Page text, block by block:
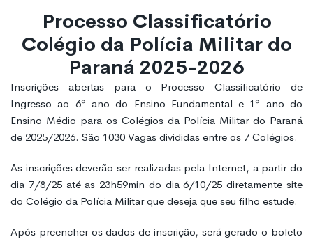
Processo Classificatório
Colégio da Polícia Militar do
Paraná 2025-2026
Inscrições abertas para o Processo Classificatório de
Ingresso ao 6º ano do Ensino Fundamental e 1º ano do
Ensino Médio para os Colégios da Polícia Militar do Paraná
de 2025/2026. São 1030 Vagas divididas entre os 7 Colégios.
As inscrições deverão ser realizadas pela Internet, a partir do
dia 7/8/25 até as 23h59min do dia 6/10/25 diretamente site
do Colégio da Polícia Militar que deseja que seu filho estude.
Após preencher os dados de inscrição, será gerado o boleto